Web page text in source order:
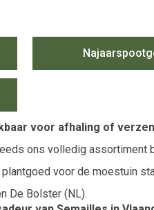
voor afhaling of
ons volledig
voor de moestuin
De Bolster (NL).